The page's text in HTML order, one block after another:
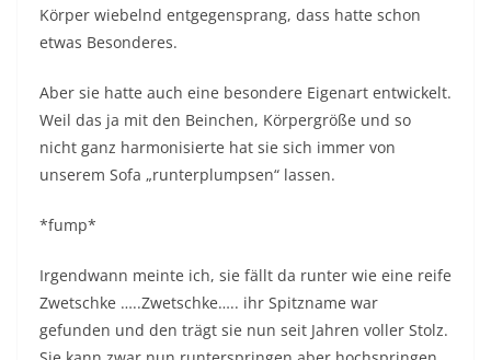
Körper wiebelnd entgegensprang, dass hatte schon
etwas Besonderes.
Aber sie hatte auch eine besondere Eigenart entwickelt.
Weil das ja mit den Beinchen, Körpergröße und so
nicht ganz harmonisierte hat sie sich immer von
unserem Sofa „runterplumpsen“ lassen.
*fump*
Irgendwann meinte ich, sie fällt da runter wie eine reife
Zwetschke …..Zwetschke….. ihr Spitzname war
gefunden und den trägt sie nun seit Jahren voller Stolz.